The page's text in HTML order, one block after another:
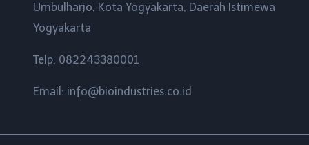
Umbulharjo, Kota Yogyakarta, Daerah Istimewa
Yogyakarta
Telp: 082243380001
Email: info@bioindustries.co.id